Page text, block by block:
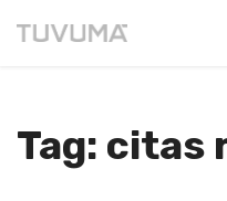
Tag: citas